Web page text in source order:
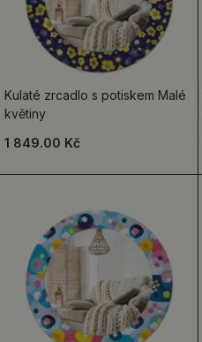
Kulaté zrcadlo s potiskem Malé
květiny
1 849.00 Kč